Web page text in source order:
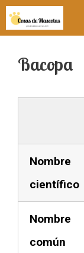
Saltar
al
contenido
Bacopa
Nombre
científico
Nombre
común